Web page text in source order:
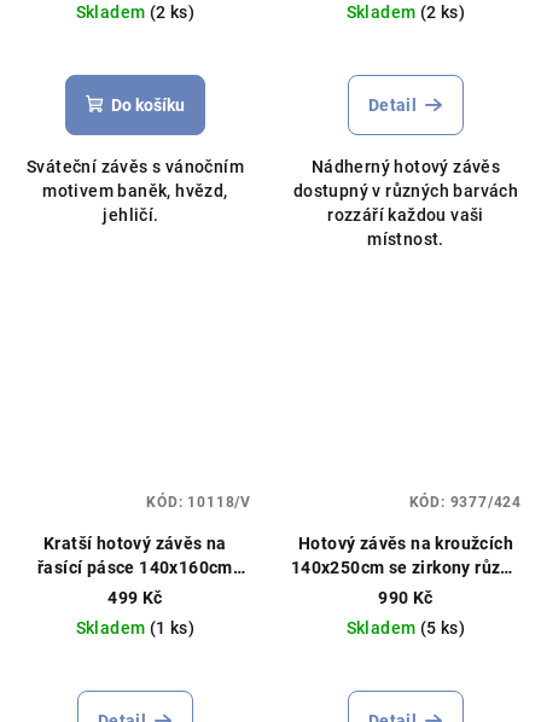
Skladem (2 ks)
Do košíku
Sváteční závěs s vánočním
motivem baněk, hvězd,
jehličí.
Skladem (2 ks)
Detail
Nádherný hotový závěs
dostupný v různých barvách
rozzáří každou vaši
místnost.
Kratší hotový závěs na
řasící pásce 140x160cm
různé barvy
499 Kč
Skladem (1 ks)
KÓD: 10118/V
Hotový závěs na kroužcích
140x250cm se zirkony různé
barvy
990 Kč
Skladem (5 ks)
KÓD: 9377/424